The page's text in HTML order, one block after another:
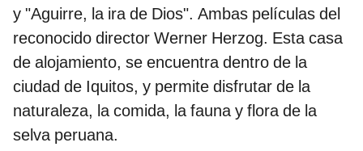
y "Aguirre, la ira de Dios". Ambas películas del
reconocido director Werner Herzog. Esta casa
de alojamiento, se encuentra dentro de la
ciudad de Iquitos, y permite disfrutar de la
naturaleza, la comida, la fauna y flora de la
selva peruana.